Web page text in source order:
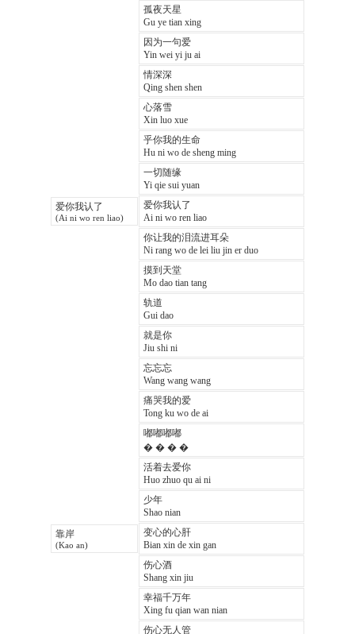
孤夜天星
Gu ye tian xing
因为一句爱
Yin wei yi ju ai
情深深
Qing shen shen
心落雪
Xin luo xue
乎你我的生命
Hu ni wo de sheng ming
一切随缘
Yi qie sui yuan
爱你我认了
(Ai ni wo ren liao)
爱你我认了
Ai ni wo ren liao
你让我的泪流进耳朵
Ni rang wo de lei liu jin er duo
摸到天堂
Mo dao tian tang
轨道
Gui dao
就是你
Jiu shi ni
忘忘忘
Wang wang wang
痛哭我的爱
Tong ku wo de ai
嘟嘟嘟嘟
� � � �
活着去爱你
Huo zhuo qu ai ni
少年
Shao nian
靠岸
(Kao an)
变心的心肝
Bian xin de xin gan
伤心酒
Shang xin jiu
幸福千万年
Xing fu qian wan nian
伤心无人管